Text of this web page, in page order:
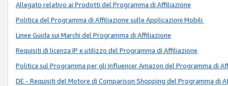
Allegato relativo ai Prodotti del Programma di Affiliazione
Politica del Programma di Affiliazione sulle Applicazioni Mobili
Linee Guida sui Marchi del Programma di Affiliazione
Requisiti di licenza IP e utilizzo del Programma di Affiliazione
Politica sul Programma per gli Influencer Amazon del Programma di
DE - Requisiti del Motore di Comparison Shopping del Programma di